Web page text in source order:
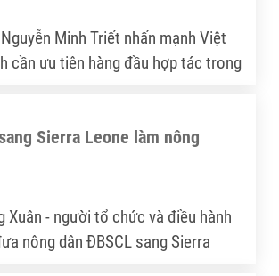
Minh Triết nhấn mạnh Việt
cần ưu tiên hàng đầu hợp tác trong
Sierra Leone làm nông
Xuân - người tổ chức và điều hành
nông dân ĐBSCL sang Sierra